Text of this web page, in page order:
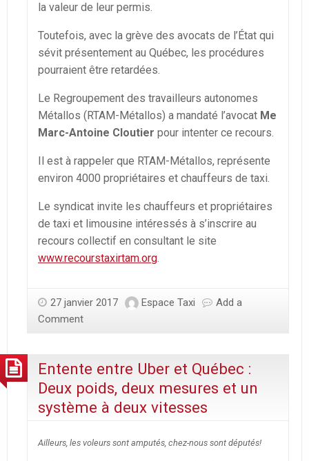
la valeur de leur permis.
Toutefois, avec la grève des avocats de l’État qui
sévit présentement au Québec, les procédures
pourraient être retardées.
Le Regroupement des travailleurs autonomes
Métallos (RTAM-Métallos) a mandaté l’avocat Me
Marc-Antoine Cloutier pour intenter ce recours.
Il est à rappeler que RTAM-Métallos, représente
environ 4000 propriétaires et chauffeurs de taxi.
Le syndicat invite les chauffeurs et propriétaires
de taxi et limousine intéressés à s’inscrire au
recours collectif en consultant le site
www.recourstaxirtam.org.
27 janvier 2017 Espace Taxi
Add a
Comment
Entente entre Uber et Québec :
Deux poids, deux mesures et un
système à deux vitesses
Ailleurs, les voleurs sont amputés, chez-nous sont députés!